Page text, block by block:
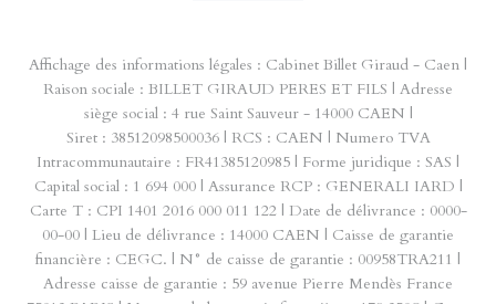
Affichage des informations légales : Cabinet Billet Giraud - Caen |
Raison sociale : BILLET GIRAUD PERES ET FILS | Adresse
siège social : 4 rue Saint Sauveur - 14000 CAEN |
Siret : 38512098500036 | RCS : CAEN | Numero TVA
Intracommunautaire : FR41385120985 | Forme juridique : SAS |
Capital social : 1 694 000 | Assurance RCP : GENERALI IARD |
Carte T : CPI 1401 2016 000 011 122 | Date de délivrance : 0000-
00-00 | Lieu de délivrance : 14000 CAEN | Caisse de garantie
financière : CEGC. | N° de caisse de garantie : 00958TRA211 |
Adresse caisse de garantie : 59 avenue Pierre Mendès France